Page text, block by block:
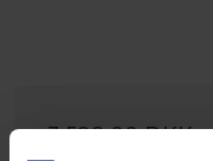
3.599,00 DKK